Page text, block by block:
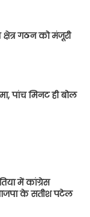
गठन को मंजूरी
पांच मिनट ही बोल
में कांग्रेस
के सतीश पटेल